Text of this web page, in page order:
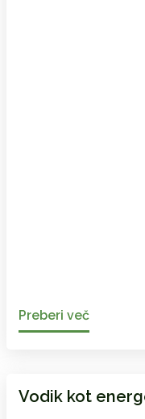
Preberi več
Vodik kot